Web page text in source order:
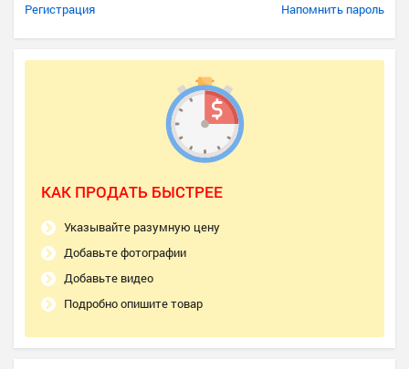
Регистрация Напомнить пароль
КАК ПРОДАТЬ БЫСТРЕЕ
Указывайте разумную цену
Добавьте фотографии
Добавьте видео
Подробно опишите товар